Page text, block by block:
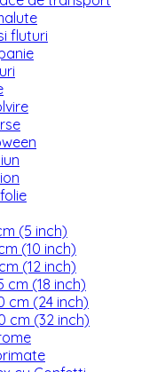
fluturi
(5 inch)
(10 inch)
(12 inch)
cm (18 inch)
cm (24 inch)
cm (32 inch)